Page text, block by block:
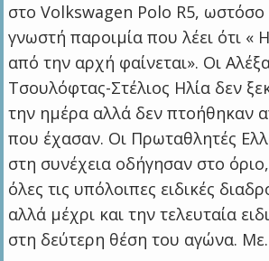
στο Volkswagen Polo R5, ωστόσο
γνωστή παροιμία που λέει ότι «
από την αρχή φαίνεται». Οι
Τσουλόφτας-Στέλιος Ηλία δεν
την ημέρα αλλά δεν πτοήθηκαν
που έχασαν. Οι Πρωταθλητές
στη συνέχεια οδήγησαν στο
όλες τις υπόλοιπες ειδικές
αλλά μέχρι και την τελευταία
στη δεύτερη θέση του αγώνα.